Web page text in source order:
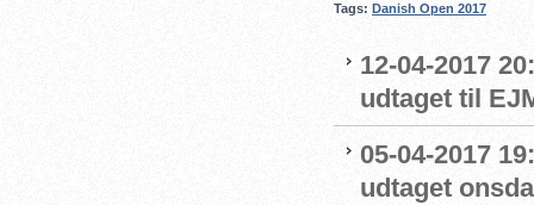
Tags: Danish Open 2017
12-04-2017
udtaget til
05-04-2017
udtaget